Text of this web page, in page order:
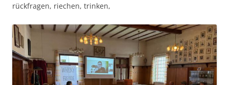
rück­fra­gen, riechen, trinken,